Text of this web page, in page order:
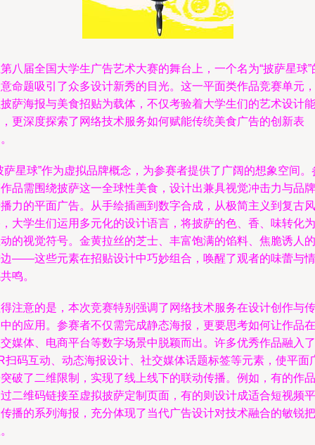
八届全国大学生广告艺术大赛的舞台上，一个名为“披萨星球”
命题吸引了众多设计新秀的目光。这一平面类作品竞赛单元，
萨海报与美食招贴为载体，不仅考验着大学生们的艺术设计能
更深度探索了网络技术服务如何赋能传统美食广告的创新表
萨星球”作为虚拟品牌概念，为参赛者提供了广阔的想象空间。
品需围绕披萨这一全球性美食，设计出兼具视觉冲击力与品牌
力的平面广告。从手绘插画到数字合成，从极简主义到复古风
大学生们运用多元化的设计语言，将披萨的色、香、味转化为
的视觉符号。金黄拉丝的芝士、丰富饱满的馅料、焦脆诱人的
——这些元素在招贴设计中巧妙组合，唤醒了观者的味蕾与情
鸣。
注意的是，本次竞赛特别强调了网络技术服务在设计创作与传
的应用。参赛者不仅需完成静态海报，更要思考如何让作品在
媒体、电商平台等数字场景中脱颖而出。许多优秀作品融入了
扫码互动、动态海报设计、社交媒体话题标签等元素，使平面
破了二维限制，实现了线上线下的联动传播。例如，有的作品
二维码链接至虚拟披萨定制页面，有的则设计成适合短视频平
播的系列海报，充分体现了当代广告设计对技术融合的敏锐把